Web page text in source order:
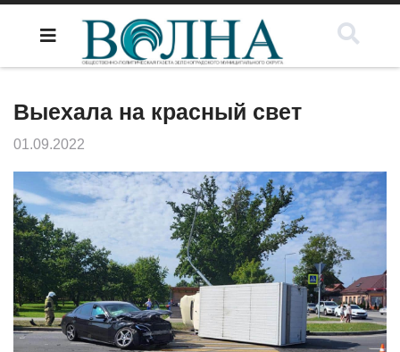
Выехала на красный свет
01.09.2022